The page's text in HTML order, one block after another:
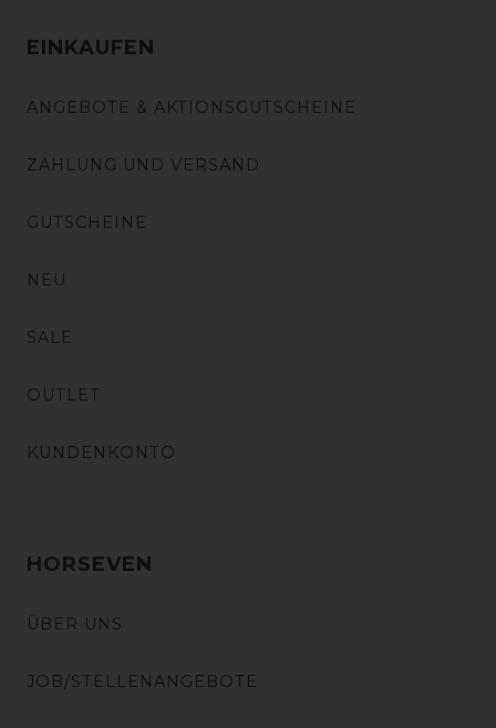
EINKAUFEN
ANGEBOTE & AKTIONSGUTSCHEINE
ZAHLUNG UND VERSAND
GUTSCHEINE
NEU
SALE
OUTLET
KUNDENKONTO
HORSEVEN
ÜBER UNS
JOB/STELLENANGEBOTE